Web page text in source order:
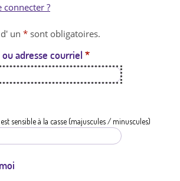
t
a
t
i
connecter ?
un * sont obligatoires.
adresse courriel *
sensible à la casse (majuscules / minuscules)